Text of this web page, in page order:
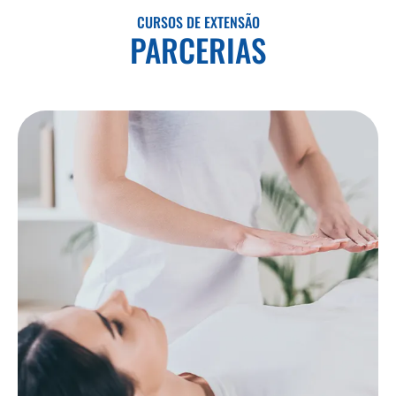
CURSOS DE EXTENSÃO
PARCERIAS